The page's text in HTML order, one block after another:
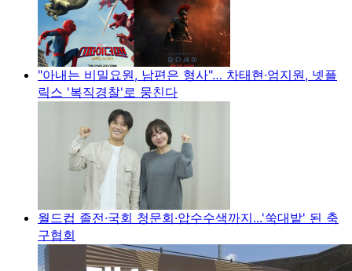
"아내는 비밀요원, 남편은 형사"… 차태현·엄지원, 넷플
릭스 '복직경찰'로 뭉친다
월드컵 졸전·국회 청문회·압수수색까지...'쑥대밭' 된 축
구협회